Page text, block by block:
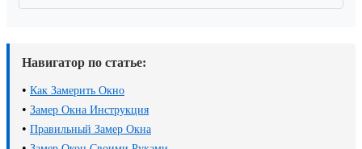
Навигатор по статье:
• Как Замерить Окно
• Замер Окна Инструкция
• Правильный Замер Окна